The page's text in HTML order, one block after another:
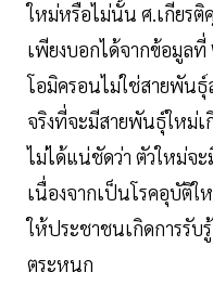
ใหม่หรือไม่นั้น ศ.เกียร
เพียงบอกได้จากข้อมูลที่
โอมิครอนไม่ใช่สายพัน
จริงที่จะมีสายพันธุ์ใหม่เ
ไม่ได้แน่ชัดว่า ตัวใหม่จ
เนื่องจากเป็นโรคอุบัติ
ให้ประชาชนเกิดการรับ
ตระหนก